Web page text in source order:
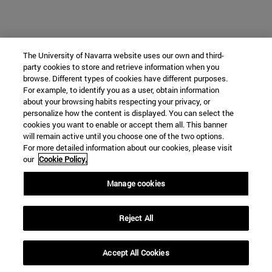
The University of Navarra website uses our own and third-
party cookies to store and retrieve information when you
browse. Different types of cookies have different purposes.
For example, to identify you as a user, obtain information
about your browsing habits respecting your privacy, or
personalize how the content is displayed. You can select the
cookies you want to enable or accept them all. This banner
will remain active until you choose one of the two options.
For more detailed information about our cookies, please visit
our Cookie Policy.
Manage cookies
Reject All
Accept All Cookies